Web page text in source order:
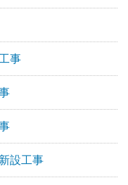
事
設工事